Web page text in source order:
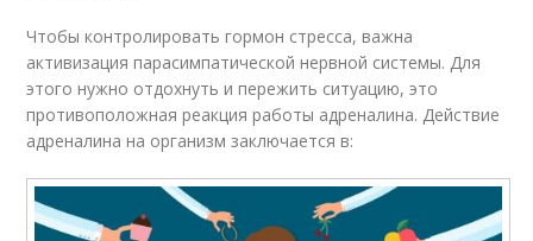
Чтобы контролировать гормон стресса, важна
активизация парасимпатической нервной системы. Для
этого нужно отдохнуть и пережить ситуацию, это
противоположная реакция работы адреналина. Действие
адреналина на организм заключается в: